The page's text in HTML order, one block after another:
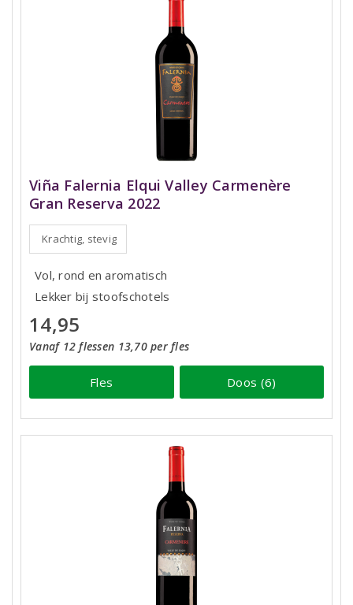
Viña Falernia Elqui Valley Carmenère
Gran Reserva 2022
Krachtig, stevig
Vol, rond en aromatisch
Lekker bij stoofschotels
14,95
Vanaf 12 flessen 13,70 per fles
Fles Doos (6)